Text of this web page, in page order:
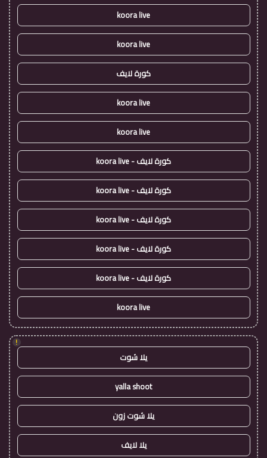
koora live
koora live
كورة لايف
koora live
koora live
كورة لايف - koora live
كورة لايف - koora live
كورة لايف - koora live
كورة لايف - koora live
كورة لايف - koora live
koora live
!
يلا شوت
yalla shoot
يلا شوت زون
يلا لايف